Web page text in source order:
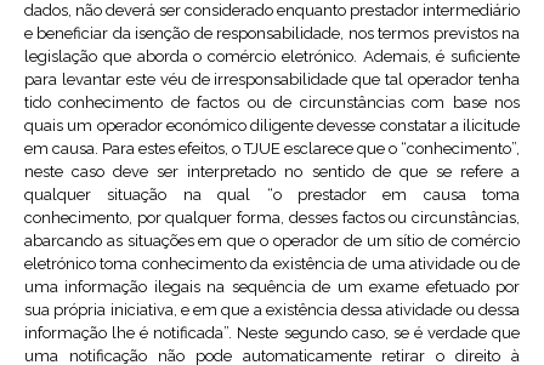
dados, não deverá ser considerado enquanto prestador intermediário
e beneficiar da isenção de responsabilidade, nos termos previstos na
legislação que aborda o comércio eletrónico. Ademais, é suficiente
para levantar este véu de irresponsabilidade que tal operador tenha
tido conhecimento de factos ou de circunstâncias com base nos
quais um operador económico diligente devesse constatar a ilicitude
em causa. Para estes efeitos, o TJUE esclarece que o “conhecimento”,
neste caso deve ser interpretado no sentido de que se refere a
qualquer situação na qual “o prestador em causa toma
conhecimento, por qualquer forma, desses factos ou circunstâncias,
abarcando as situações em que o operador de um sítio de comércio
eletrónico toma conhecimento da existência de uma atividade ou de
uma informação ilegais na sequência de um exame efetuado por
sua própria iniciativa, e em que a existência dessa atividade ou dessa
informação lhe é notificada”. Neste segundo caso, se é verdade que
uma notificação não pode automaticamente retirar o direito à